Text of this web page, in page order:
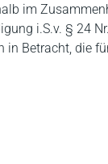
im
i.S.v. § 24
in Betracht, die